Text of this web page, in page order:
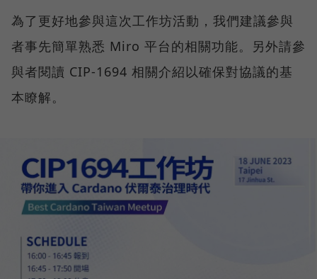
為了更好地參與這次工作坊活動，我們建議參與
者事先簡單熟悉 Miro 平台的相關功能。另外請參
與者閱讀 CIP-1694 相關介紹以確保對協議的基
本瞭解。